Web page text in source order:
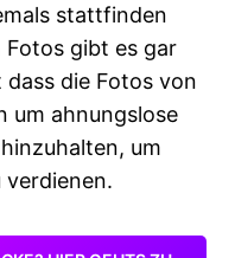
stattfinden
Fotos gibt es gar
die Fotos von
um ahnungslose
um